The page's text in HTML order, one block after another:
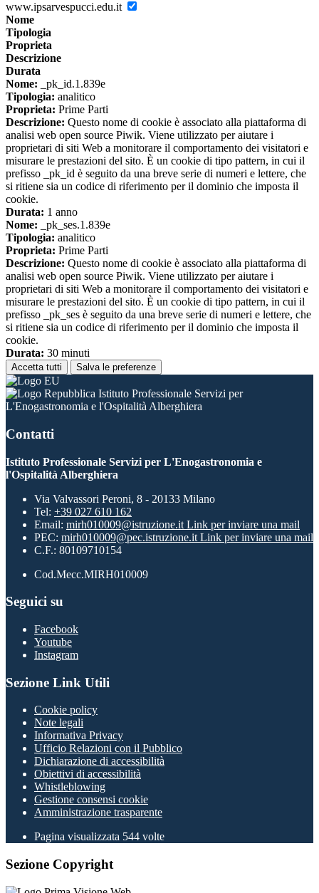
www.ipsarvespucci.edu.it
Nome
Tipologia
Proprieta
Descrizione
Durata
Nome: _pk_id.1.839e
Tipologia: analitico
Proprieta: Prime Parti
Descrizione: Questo nome di cookie è associato alla piattaforma di
analisi web open source Piwik. Viene utilizzato per aiutare i
proprietari di siti Web a monitorare il comportamento dei visitatori e
misurare le prestazioni del sito. È un cookie di tipo pattern, in cui il
prefisso _pk_id è seguito da una breve serie di numeri e lettere, che
si ritiene sia un codice di riferimento per il dominio che imposta il
cookie.
Durata: 1 anno
Nome: _pk_ses.1.839e
Tipologia: analitico
Proprieta: Prime Parti
Descrizione: Questo nome di cookie è associato alla piattaforma di
analisi web open source Piwik. Viene utilizzato per aiutare i
proprietari di siti Web a monitorare il comportamento dei visitatori e
misurare le prestazioni del sito. È un cookie di tipo pattern, in cui il
prefisso _pk_ses è seguito da una breve serie di numeri e lettere, che
si ritiene sia un codice di riferimento per il dominio che imposta il
cookie.
Durata: 30 minuti
Accetta tutti Salva le preferenze
Istituto Professionale Servizi per
L'Enogastronomia e l'Ospitalità Alberghiera
Contatti
Istituto Professionale Servizi per L'Enogastronomia e
l'Ospitalità Alberghiera
Via Valvassori Peroni, 8 - 20133 Milano
Tel: +39 027 610 162
Email: mirh010009@istruzione.it Link per inviare una mail
PEC: mirh010009@pec.istruzione.it Link per inviare una mail
C.F.: 80109710154
Cod.Mecc.MIRH010009
Seguici su
Facebook
Youtube
Instagram
Sezione Link Utili
Cookie policy
Note legali
Informativa Privacy
Ufficio Relazioni con il Pubblico
Dichiarazione di accessibilità
Obiettivi di accessibilità
Whistleblowing
Gestione consensi cookie
Amministrazione trasparente
Pagina visualizzata 544 volte
Sezione Copyright